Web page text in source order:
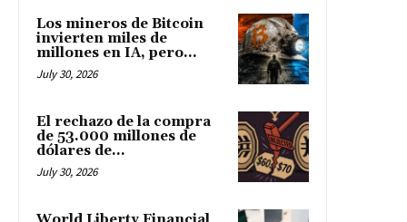
Los mineros de Bitcoin
invierten miles de
millones en IA, pero...
July 30, 2026
El rechazo de la compra
de 53.000 millones de
dólares de...
July 30, 2026